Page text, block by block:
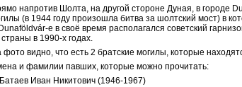
напротив Шолта, на другой стороне Дуная, в городе
(в 1944 году произошла битва за шолтский мост) в
е в своё время располагался советский
страны в 1990-х годах.
фото видно, что есть 2 братские могилы, которые
и фамилии павших, которые можно прочитать:
Иван Никитович (1946-1967)